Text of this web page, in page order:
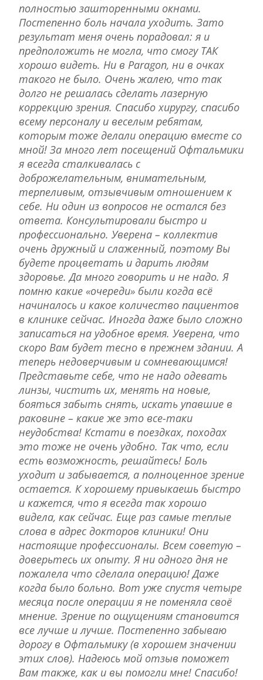
полностью зашторенными окнами.
Постепенно боль начала уходить. Зато
результат меня очень порадовал: я и
предположить не могла, что смогу ТАК
хорошо видеть. Ни в Paragon, ни в очках
такого не было. Очень жалею, что так
долго не решалась сделать лазерную
коррекцию зрения. Спасибо хирургу, спасибо
всему персоналу и веселым ребятам,
которым тоже делали операцию вместе со
мной! За много лет посещений Офтальмики
я всегда сталкивалась с
доброжелательным, внимательным,
терпеливым, отзывчивым отношением к
себе. Ни один из вопросов не остался без
ответа. Консультировали быстро и
профессионально. Уверена – коллектив
очень дружный и слаженный, поэтому Вы
будете процветать и дарить людям
здоровье. Да много говорить и не надо. Я
помню какие «очереди» были когда всё
начиналось и какое количество пациентов
в клинике сейчас. Иногда даже было сложно
записаться на удобное время. Уверена, что
скоро Вам будет тесно в прежнем здании. А
теперь недоверчивым и сомневающимся!
Представьте себе, что не надо одевать
линзы, чистить их, менять на новые,
бояться забыть снять, искать упавшие в
раковине – какие же это все-таки
неудобства! Кстати в поездках, походах
это тоже не очень удобно. Так что, если
есть возможность, решайтесь! Боль
уходит и забывается, а полноценное зрение
остается. К хорошему привыкаешь быстро
и кажется, что я всегда так хорошо
видела, как сейчас. Еще раз самые теплые
слова в адрес докторов клиники! Они
настоящие профессионалы. Всем советую –
доверьтесь их опыту. Я ни одного дня не
пожалела что сделала операцию! Даже
когда было больно. Вот уже спустя четыре
месяца после операции я не поменяла своё
мнение. Зрение по ощущениям становится
все лучше и лучше. Постепенно забываю
дорогу в Офтальмику (в хорошем значении
этих слов). Надеюсь мой отзыв поможет
Вам также, как и вы помогли мне! Спасибо!